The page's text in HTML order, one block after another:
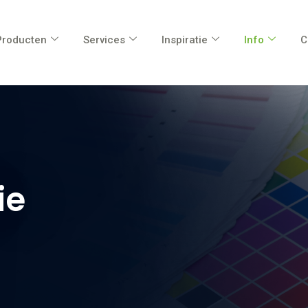
Services Inspiratie Info